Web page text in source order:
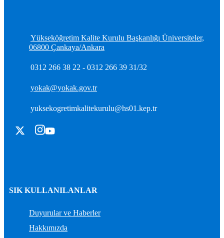
Yükseköğretim Kalite Kurulu Başkanlığı Üniversiteler,
06800 Çankaya/Ankara
0312 266 38 22 - 0312 266 39 31/32
yokak@yokak.gov.tr
yuksekogretimkalitekurulu@hs01.kep.tr
SIK KULLANILANLAR
Duyurular ve Haberler
Hakkımızda